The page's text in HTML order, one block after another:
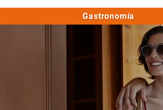
Gastronomía